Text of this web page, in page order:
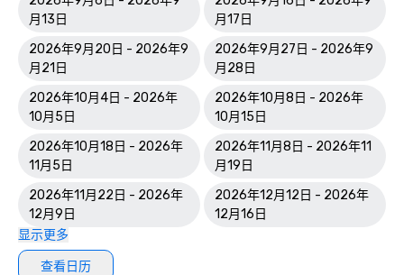
月13日
月17日
2026年9月20日 - 2026年9
月21日
2026年9月27日 - 2026年9
月28日
2026年10月4日 - 2026年
10月5日
2026年10月8日 - 2026年
10月15日
2026年10月18日 - 2026年
11月5日
2026年11月8日 - 2026年11
月19日
2026年11月22日 - 2026年
12月9日
2026年12月12日 - 2026年
12月16日
显示更多
查看日历